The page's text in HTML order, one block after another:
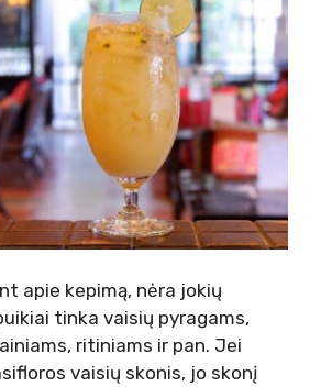
apie kepimą, nėra jokių
tinka vaisių pyragams,
ritiniams ir pan. Jei
vaisių skonis, jo skonį